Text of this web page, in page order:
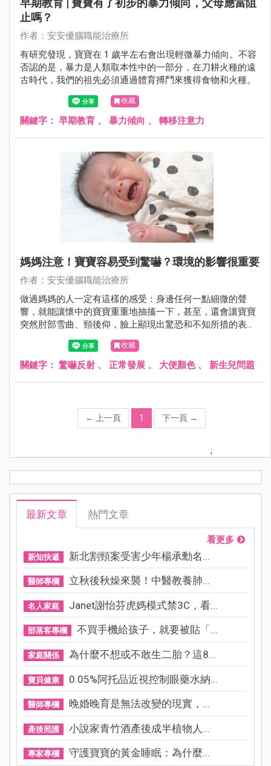
早期教育 | 寶寶有了初步的暴力傾向，父母應當阻
止嗎？
作者：安安優腦職能治療所
有研究發現，寶寶在 1 歲半左右會出現輕微暴力傾向。不容
否認的是，暴力是人類取本性中的一部分，在刀耕火種的遠
古時代，我們的祖先必須通過體育搏鬥來獲得食物和火種。
收藏
關鍵字： 早期教育 、 暴力傾向 、 轉移注意力
媽媽注意！寶寶容易受到驚嚇？環境的影響很重要
作者：安安優腦職能治療所
做過媽媽的人一定有這樣的感受：身邊任何一點細微的聲
響，就能讓懷中的寶寶重重地抽搐一下，甚至，還會讓寶寶
突然肘部雪曲、頸後仰，臉上顯現出驚恐和不知所措的表
情，好像受了天大的驚嚇。
收藏
關鍵字： 驚嚇反射 、 正常發展 、 大便顏色、 新生兒問題
← 上一頁 1 下一頁 →
;
最新文章 熱門文章
看更多
新知快遞 新北割頸案受害少年楊承勳名...
醫師專欄 立秋後秋燥來襲！中醫教養肺...
名人家庭 Janet謝怡芬虎媽模式禁3C，看...
部落客專欄 不買手機給孩子，就要被貼「...
家庭關係 為什麼不想或不敢生二胎？這8...
寶貝健康 0.05%阿托品近視控制眼藥水納...
醫師專欄 晚婚晚育是無法改變的現實，...
產後照護 小說家青竹酒產後成半植物人...
專家專欄 守護寶寶的黃金睡眠：為什麼...